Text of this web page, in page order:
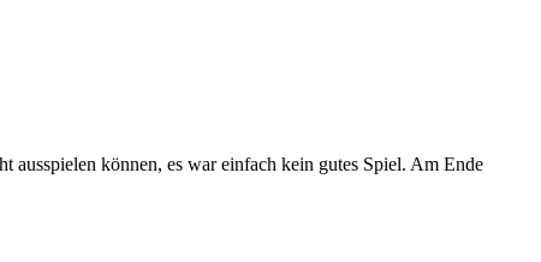
ausspielen können, es war einfach kein gutes Spiel. Am Ende